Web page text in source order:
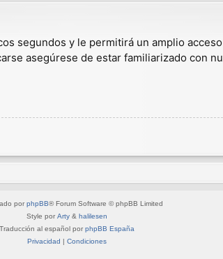
segundos y le permitirá un amplio
asegúrese de estar familiarizado con
por phpBB® Forum Software © phpBB Limited
Style por Arty & halilesen
Traducción al español por phpBB España
Privacidad | Condiciones